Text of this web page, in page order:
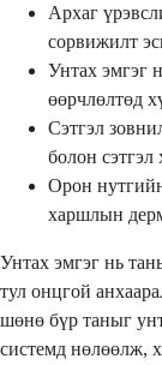
Архаг
сорвижилт
Унтах эмгэг
өөрчлөлтөд
Сэтгэл
болон
Орон нутгийн
харшлын
Унтах эмгэг нь
тул онцгой
шөнө бүр таныг
системд нөлөөлж,